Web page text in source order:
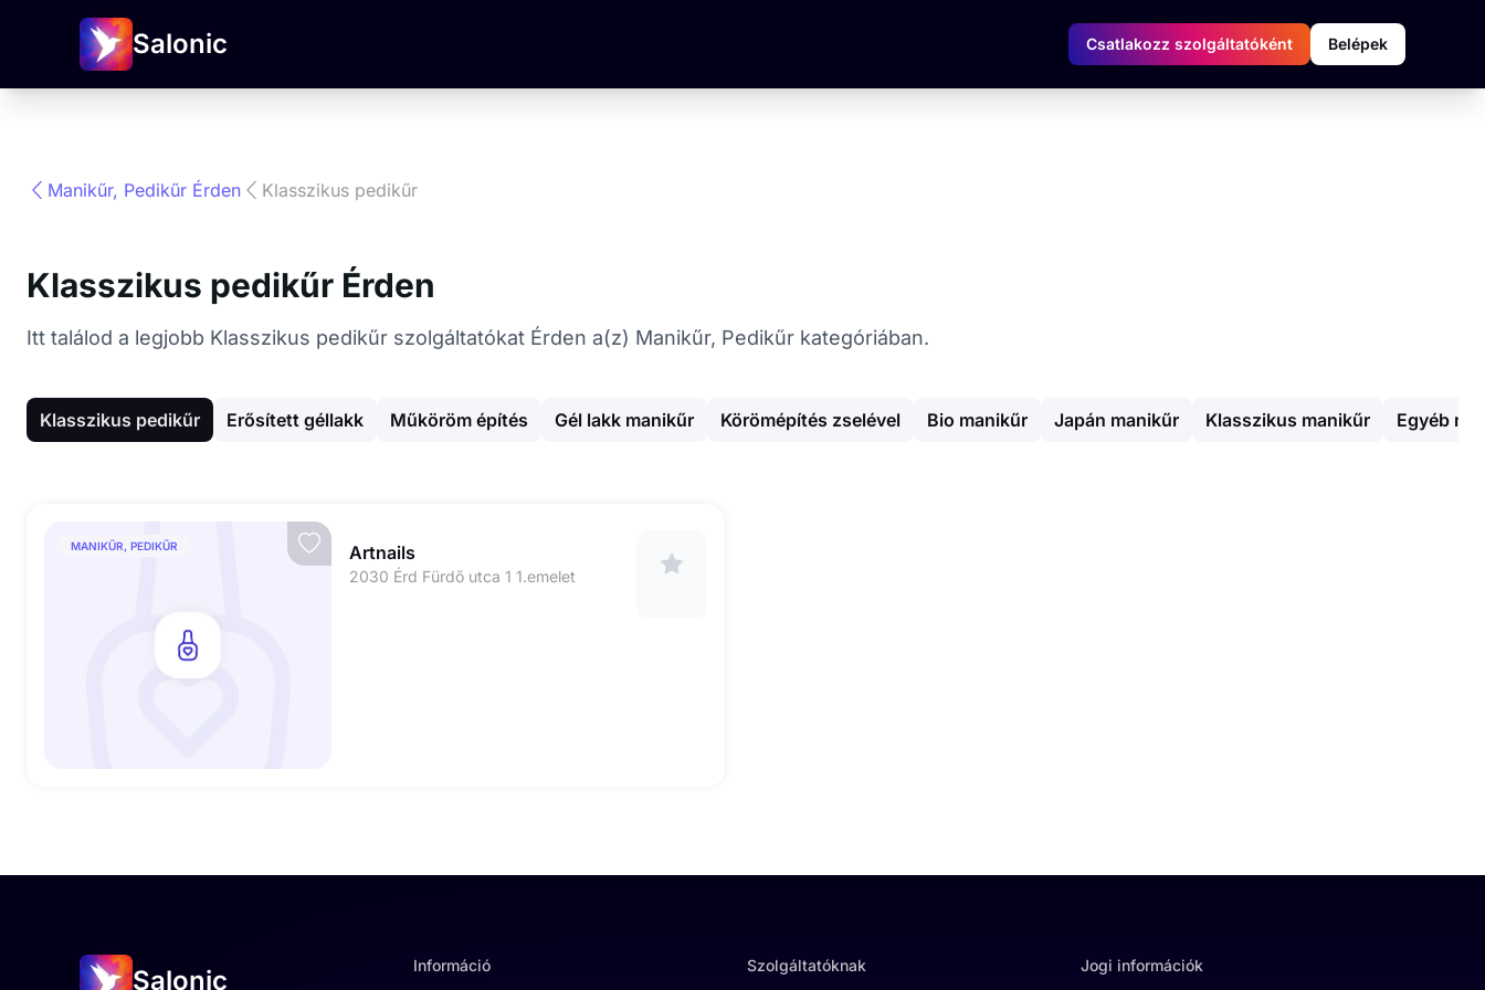
Salonic Csatlakozz szolgáltatóként Belépek
Manikűr, Pedikűr Érden Klasszikus pedikűr
Klasszikus pedikűr Érden
Itt találod a legjobb Klasszikus pedikűr szolgáltatókat Érden a(z) Manikűr, Pedikűr kategóriában.
Klasszikus pedikűr Erősített géllakk Műköröm építés Gél lakk manikűr Körömépítés zselével Bio manikűr Japán manikűr Klasszikus manikűr Egyéb
MANIKŰR, PEDIKŰR Artnails
2030 Érd Fürdő utca 1 1.emelet
Salonic Információ Szolgáltatóknak Jogi információk